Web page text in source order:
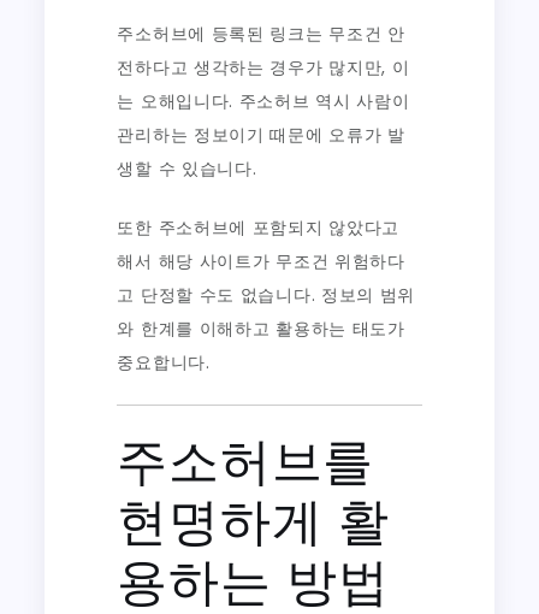
주소허브에 등록된 링크는 무조건 안
전하다고 생각하는 경우가 많지만, 이
는 오해입니다. 주소허브 역시 사람이
관리하는 정보이기 때문에 오류가 발
생할 수 있습니다.
또한 주소허브에 포함되지 않았다고
해서 해당 사이트가 무조건 위험하다
고 단정할 수도 없습니다. 정보의 범위
와 한계를 이해하고 활용하는 태도가
중요합니다.
주소허브를
현명하게 활
용하는 방법